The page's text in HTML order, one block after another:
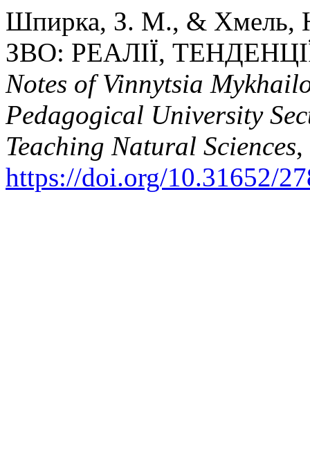
Шпирка, З. М., &
ЗВО: РЕАЛІЇ,
Notes of Vinnytsia
Pedagogical University
Teaching Natural Sciences,
https://doi.org/10.31652/